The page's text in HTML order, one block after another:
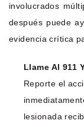
involucrados
después puede
evidencia crítica
Llame Al 911
Reporte el
lesionada